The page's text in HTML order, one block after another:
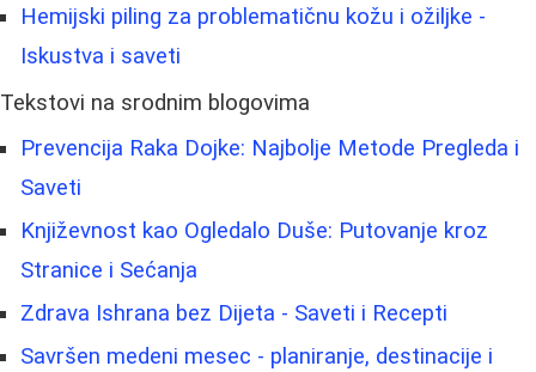
Hemijski piling za problematičnu kožu i ožiljke -
Iskustva i saveti
Tekstovi na srodnim blogovima
Prevencija Raka Dojke: Najbolje Metode Pregleda i
Saveti
Književnost kao Ogledalo Duše: Putovanje kroz
Stranice i Sećanja
Zdrava Ishrana bez Dijeta - Saveti i Recepti
Savršen medeni mesec - planiranje, destinacije i